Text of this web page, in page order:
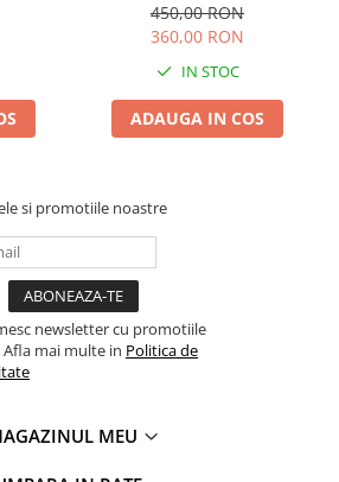
450,00 RON
360,00 RON
IN STOC
ADAUGA IN COS
si promotiile noastre
newsletter cu promotiile
mai multe in Politica de
MEU